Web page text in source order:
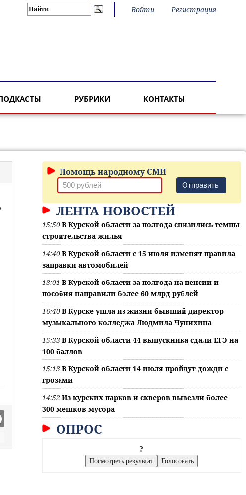
Войти Регистрация
РУБРИКИ КОНТАКТЫ
Помощь народному СМИ
Отправить
ЛЕНТА НОВОСТЕЙ
15:50 В Курской области за полгода снизились темпы
строительства жилья
14:40 В Курской области с 15 июля изменят правила
заправки автомобилей
13:01 В Курской области за полгода на пенсии и
пособия направили более 60 млрд рублей
16:40 В Курске ушла из жизни бывший директор
музыкального колледжа Людмила Чунихина
15:33 В Курской области 44 выпускника сдали ЕГЭ на
100 баллов
15:13 В Курской области 14 июля пройдут дожди с
грозами
14:52 Из курских парков и скверов вывезли более
300 мешков мусора
ОПРОС
?